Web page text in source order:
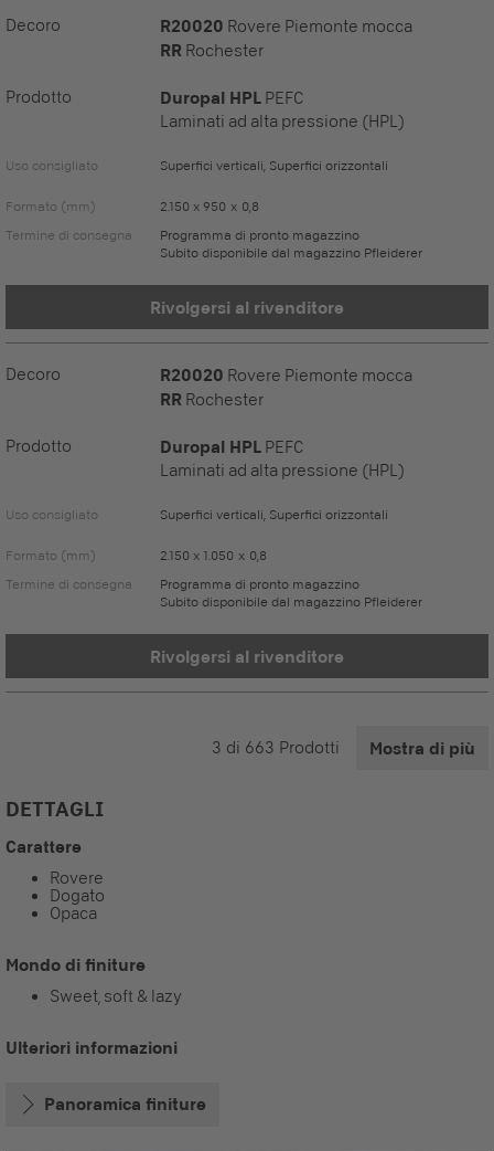
Decoro R20020 Rovere Piemonte mocca
RR Rochester
Prodotto Duropal HPL PEFC
Laminati ad alta pressione (HPL)
Uso consigliato Superfici verticali, Superfici orizzontali
Formato (mm)
2.150 x 950 x 0,8
Termine di consegna
Programma di pronto magazzino
Subito disponibile dal magazzino Pfleiderer
Rivolgersi al rivenditore
Decoro R20020 Rovere Piemonte mocca
RR Rochester
Prodotto Duropal HPL PEFC
Laminati ad alta pressione (HPL)
Uso consigliato Superfici verticali, Superfici orizzontali
Formato (mm)
2.150 x 1.050 x 0,8
Termine di consegna
Programma di pronto magazzino
Subito disponibile dal magazzino Pfleiderer
Rivolgersi al rivenditore
3 di 663 Prodotti Mostra di più
DETTAGLI
Carattere
Rovere
Dogato
Opaca
Mondo di finiture
Sweet, soft & lazy
Ulteriori informazioni
Panoramica finiture